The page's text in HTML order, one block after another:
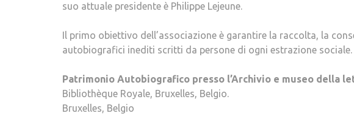
suo attuale presidente è Philippe Lejeune.
Il primo obiettivo dell’associazione è garantire la raccolta, la
autobiografici inediti scritti da persone di ogni estrazione sociale.
Patrimonio Autobiografico presso l’Archivio e museo della
Bibliothèque Royale, Bruxelles, Belgio.
Bruxelles, Belgio